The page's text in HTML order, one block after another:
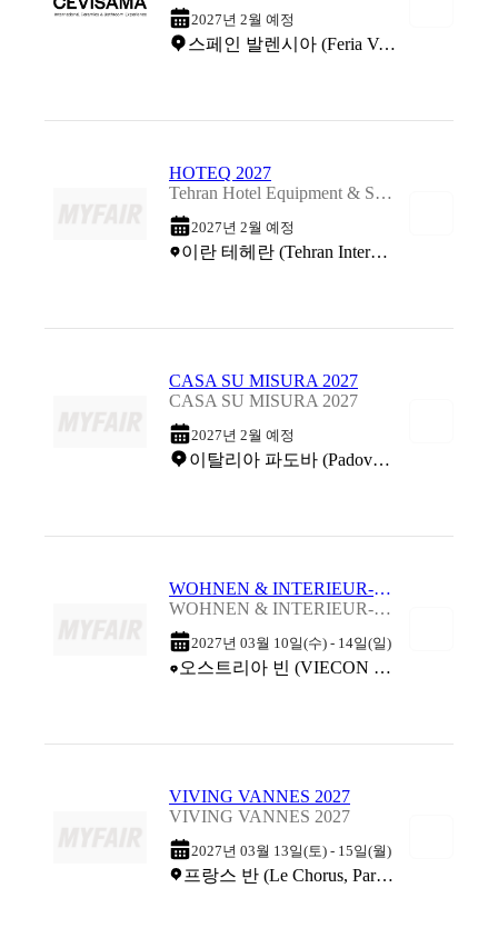
2027년 2월 예정
스페인 발렌시아 (Feria Valencia)
HOTEQ 2027
Tehran Hotel Equipment & Services International Exhibition 2027
2027년 2월 예정
이란 테헤란 (Tehran International Exhibition Center)
CASA SU MISURA 2027
CASA SU MISURA 2027
2027년 2월 예정
이탈리아 파도바 (PadovaFiere)
WOHNEN & INTERIEUR-MESSE 2027
WOHNEN & INTERIEUR-MESSE 2027
2027년 03월 10일(수) - 14일(일)
오스트리아 빈 (VIECON (Vienna Congress & Convention Center))
VIVING VANNES 2027
VIVING VANNES 2027
2027년 03월 13일(토) - 15일(월)
프랑스 반 (Le Chorus, Parc des expositions)